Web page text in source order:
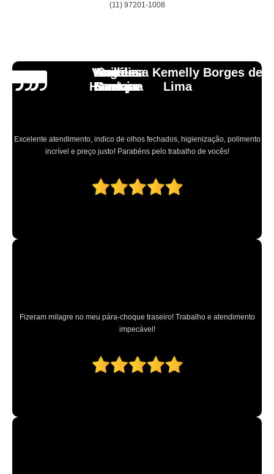
(11) 97201-1008
Angélica
Santana
Excelente atendimento, indico de olhos fechados, higienização, polimento
incrível e preço justo! Parabéns pelo trabalho de vocês!
Andressa Kemelly Borges de
Lima
Fizeram milagre no meu pára-choque traseiro! Trabalho e atendimento
impecável!
Carlos
Henrique
Vinicius
Laranja
Lourdes
Santoro